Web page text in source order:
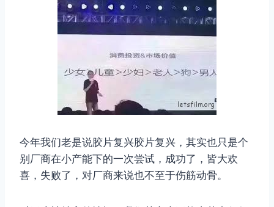
今年我们老是说胶片复兴胶片复兴，其实也只是个
别厂商在小产能下的一次尝试，成功了，皆大欢
喜，失败了，对厂商来说也不至于伤筋动骨。